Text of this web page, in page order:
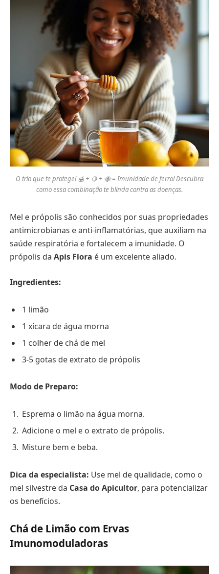
O trio que te protege! 🍯 + 🍋 + 🐝 = Imunidade de ferro! Descubra
como essa combinação te blinda contra as doenças.
Mel e própolis são conhecidos por suas propriedades
antimicrobianas e anti-inflamatórias, que auxiliam na
saúde respiratória e fortalecem a imunidade. O
própolis da Apis Flora é um excelente aliado.
Ingredientes:
1 limão
1 xícara de água morna
1 colher de chá de mel
3-5 gotas de extrato de própolis
Modo de Preparo:
Esprema o limão na água morna.
Adicione o mel e o extrato de própolis.
Misture bem e beba.
Dica da especialista: Use mel de qualidade, como o
mel silvestre da Casa do Apicultor, para potencializar
os benefícios.
Chá de Limão com Ervas
Imunomoduladoras